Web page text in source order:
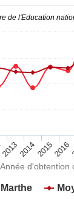
Année d'obtention
de l'Education
2013201420152016